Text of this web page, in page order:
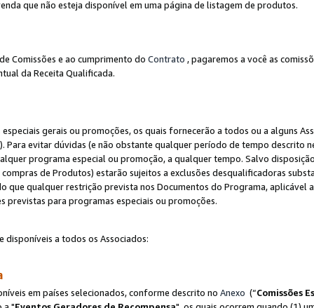
que não esteja disponível em uma página de listagem de produtos.
Comissões e ao cumprimento do Contrato , pagaremos a você as
da Receita Qualificada.
gerais ou promoções, os quais fornecerão a todos ou a alguns
Para evitar dúvidas (e não obstante qualquer período de tempo descrito
programa especial ou promoção, a qualquer tempo. Salvo
de Produtos) estarão sujeitos a exclusões desqualificadoras
que qualquer restrição prevista nos Documentos do Programa, aplicável
previstas para programas especiais ou promoções.
disponíveis a todos os Associados:
em países selecionados, conforme descrito no Anexo (“Comissões